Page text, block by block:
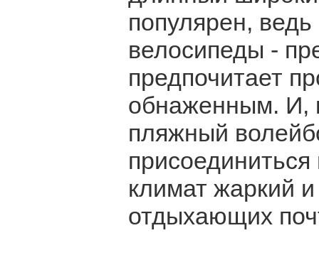
популярен,
велосипеды -
предпочитает
обнаженным. И,
пляжный
климат жаркий
отдыхающих